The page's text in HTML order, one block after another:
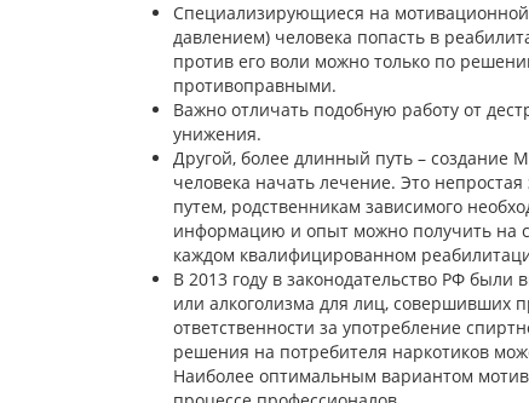
Специализирующиеся на
давлением) человека попасть в
против его воли можно только по
противоправными.
Важно отличать подобную работу от
унижения.
Другой, более длинный путь – создание
человека начать лечение. Это
путем, родственникам зависимого
информацию и опыт можно получить на
каждом квалифицированном
В 2013 году в законодательство РФ
или алкоголизма для лиц, совершивших
ответственности за употребление
решения на потребителя наркотиков
Наиболее оптимальным вариантом